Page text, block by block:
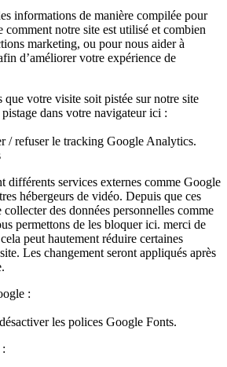
informations de manière compilée pour
comment notre site est utilisé et combien
marketing, ou pour nous aider à
d’améliorer votre expérience de
que votre visite soit pistée sur notre site
dans votre navigateur ici :
/ refuser le tracking Google Analytics.
différents services externes comme Google
hébergeurs de vidéo. Depuis que ces
des données personnelles comme
permettons de les bloquer ici. merci de
peut hautement réduire certaines
Les changement seront appliqués après
:
les polices Google Fonts.